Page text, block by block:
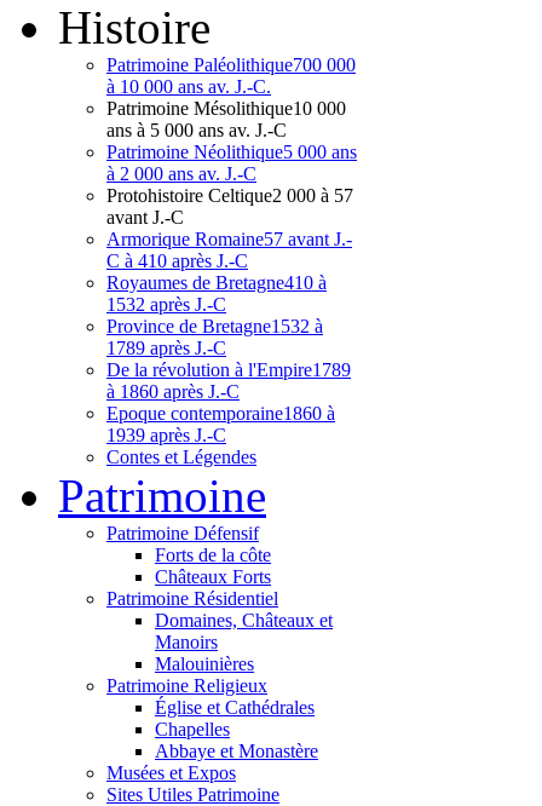
Histoire
Patrimoine Paléolithique700 000
à 10 000 ans av. J.-C.
Patrimoine Mésolithique10 000
ans à 5 000 ans av. J.-C
Patrimoine Néolithique5 000 ans
à 2 000 ans av. J.-C
Protohistoire Celtique2 000 à 57
avant J.-C
Armorique Romaine57 avant J.-
C à 410 après J.-C
Royaumes de Bretagne410 à
1532 après J.-C
Province de Bretagne1532 à
1789 après J.-C
De la révolution à l'Empire1789
à 1860 après J.-C
Epoque contemporaine1860 à
1939 après J.-C
Contes et Légendes
Patrimoine
Patrimoine Défensif
Forts de la côte
Châteaux Forts
Patrimoine Résidentiel
Domaines, Châteaux et
Manoirs
Malouinières
Patrimoine Religieux
Église et Cathédrales
Chapelles
Abbaye et Monastère
Musées et Expos
Sites Utiles Patrimoine